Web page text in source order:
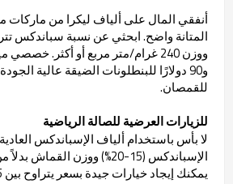
أنفقي المال على ألياف ليكرا من ماركات
للقمصان.
للزيارات العرضية للصالة الرياضية
لا بأس باستخدام ألياف الإسباندكس
الإسباندكس (15-20%) ووزن
يمكنك إيجاد خيارات جيدة بسعر يتراوح بين 25 و40 دولارًا.